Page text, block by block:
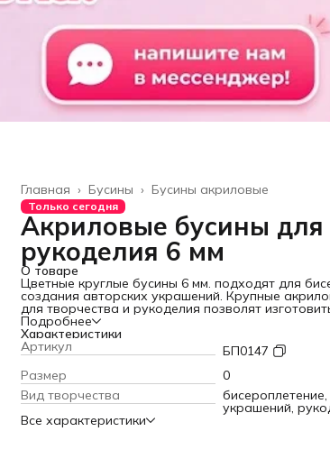
Бусины акриловые
Бусины ›
Главная ›
Только сегодня
Акриловые бусины для
рукоделия 6 мм
О товаре
Цветные круглые бусины 6 мм. подходят для
создания авторских украшений. Крупные
для творчества и рукоделия позволят
оригинальные браслеты, бусы, колье, ожерелье.
аксессуаров из бисера пластиковые бусинки
как разделители и декоративный элемент.
детского творчества придутся по душе юным
Разноцветные бусины смотрятся ярко и стильно.
шт. - достаточное количество для воплощения
изготовлении чокеров, фенечек, брелоков,
отлично подходят для плетения игрушек
Создавайте уникальные изделия вместе с «Нити
Подробнее
Характеристики
Артикул
БП0147
Размер
0
Вид творчества
украшений,
Все характеристики